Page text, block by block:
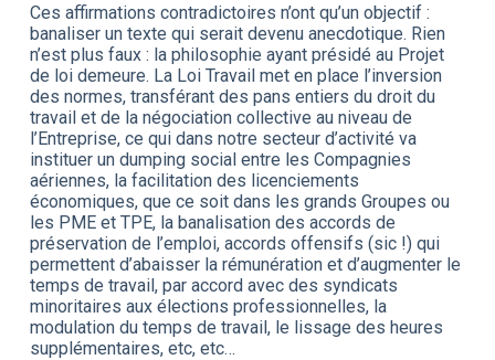
Ces affirmations contradictoires n’ont qu’un objectif :
banaliser un texte qui serait devenu anecdotique. Rien
n’est plus faux : la philosophie ayant présidé au Projet
de loi demeure. La Loi Travail met en place l’inversion
des normes, transférant des pans entiers du droit du
travail et de la négociation collective au niveau de
l’Entreprise, ce qui dans notre secteur d’activité va
instituer un dumping social entre les Compagnies
aériennes, la facilitation des licenciements
économiques, que ce soit dans les grands Groupes ou
les PME et TPE, la banalisation des accords de
préservation de l’emploi, accords offensifs (sic !) qui
permettent d’abaisser la rémunération et d’augmenter le
temps de travail, par accord avec des syndicats
minoritaires aux élections professionnelles, la
modulation du temps de travail, le lissage des heures
supplémentaires, etc, etc…